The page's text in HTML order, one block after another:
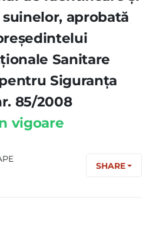
aprobată
Sanitare
Siguranţa
85/2008
vigoare
SHARE